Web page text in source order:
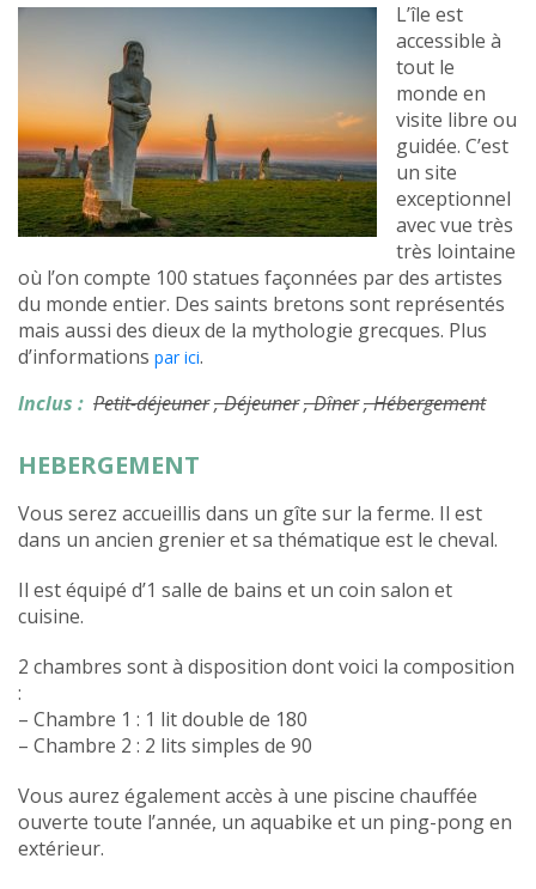
L’île est
accessible à
tout le
monde en
visite libre ou
guidée. C’est
un site
exceptionnel
avec vue très
très lointaine
où l’on compte 100 statues façonnées par des artistes
du monde entier. Des saints bretons sont représentés
mais aussi des dieux de la mythologie grecques. Plus
d’informations par ici.
Inclus : Petit-déjeuner, Déjeuner, Dîner, Hébergement
HEBERGEMENT
Vous serez accueillis dans un gîte sur la ferme. Il est
dans un ancien grenier et sa thématique est le cheval.
Il est équipé d’1 salle de bains et un coin salon et
cuisine.
2 chambres sont à disposition dont voici la composition
:
– Chambre 1 : 1 lit double de 180
– Chambre 2 : 2 lits simples de 90
Vous aurez également accès à une piscine chauffée
ouverte toute l’année, un aquabike et un ping-pong en
extérieur.